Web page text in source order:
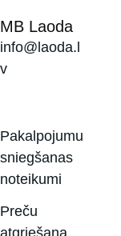
MB Laoda
info@laoda.l
v
Pakalpojumu
sniegšanas
noteikumi
Preču
atgriešana